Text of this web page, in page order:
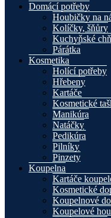
Domácí potřeby
Houbičky na
Kolíčky, šňůry
Kuchyňské
Párátka
Kosmetika
Holící potřeby
Hřebeny
Kartáče
Kosmetické
Manikúra
Natáčky
Pedikúra
Pilníky
Pinzety
Koupelna
Kartáče
Kosmetické
Koupelnové
Koupelové